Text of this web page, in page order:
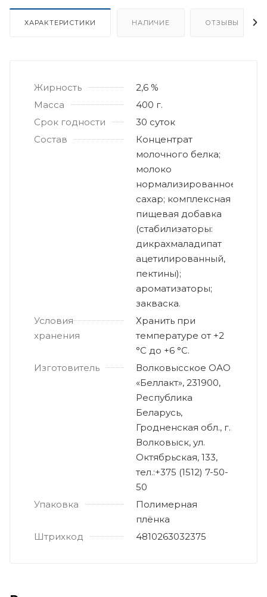
ХАРАКТЕРИСТИКИ НАЛИЧИЕ ОТЗЫВЫ
Жирность
2,6 %
Масса
400 г.
Срок годности
30 суток
Состав
Концентрат
молочного белка;
молоко
нормализированное;
сахар; комплексная
пищевая добавка
(стабилизаторы:
дикрахмаладипат
ацетилированный,
пектины);
ароматизаторы;
закваска.
Условия
хранения
Хранить при
температуре от +2
°С до +6 °С.
Изготовитель
Волковысское ОАО
«Беллакт», 231900,
Республика
Беларусь,
Гродненская обл., г.
Волковыск, ул.
Октябрьская, 133,
тел.:+375 (1512) 7-50-
50
Упаковка
Полимерная
плёнка
Штрихкод
4810263032375